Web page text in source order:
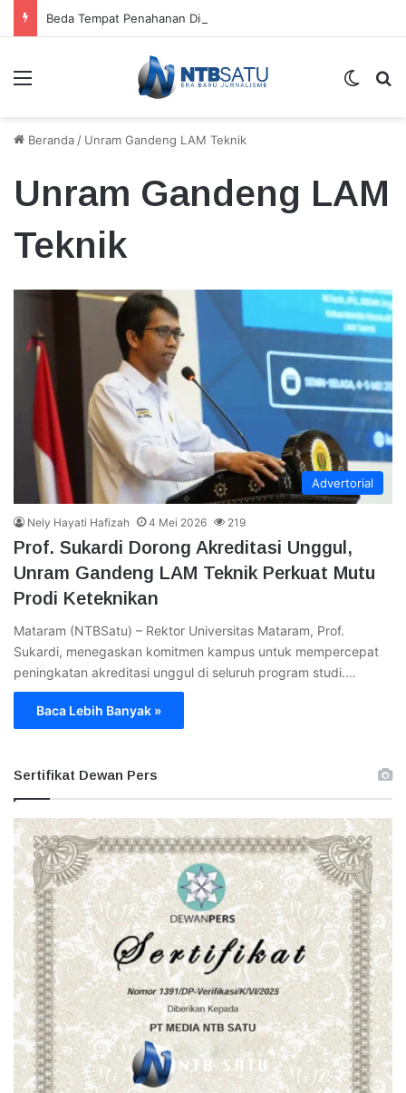
Menu
Beranda / Unram Gandeng LAM Teknik
Unram Gandeng LAM
Teknik
Advertorial
Nely Hayati Hafizah 4 Mei 2026 219
Prof. Sukardi Dorong Akreditasi Unggul,
Unram Gandeng LAM Teknik Perkuat Mutu
Prodi Keteknikan
Mataram (NTBSatu) – Rektor Universitas Mataram, Prof.
Sukardi, menegaskan komitmen kampus untuk mempercepat
peningkatan akreditasi unggul di seluruh program studi.…
Baca Lebih Banyak »
Sertifikat Dewan Pers